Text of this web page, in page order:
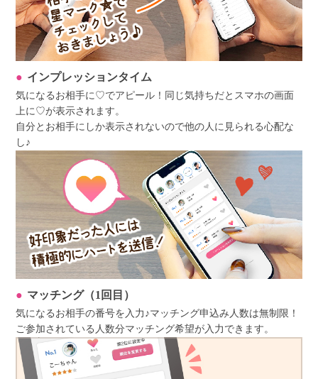
インプレッションタイム
気になるお相手に♡でアピール！同じ気持ちだとスマホの画面
上に♡が表示されます。
自分とお相手にしか表示されないので他の人に見られる心配な
し♪
マッチング（1回目）
気になるお相手の番号を入力♪マッチング申込み人数は無制限！
ご参加されている人数分マッチング希望が入力できます。